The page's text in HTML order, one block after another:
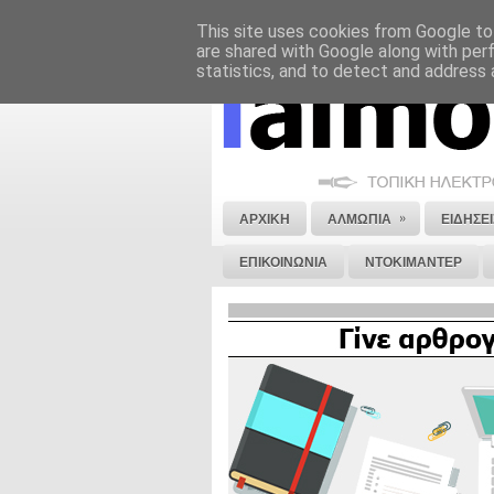
ΝΟΜΙΚΗ ΣΗΜΕΙΩΣΗ ΔΙΑΦΗΜΙΣΗ
ΑΡΧΙΚΗ ΑΛΜΩΠΙΑ »
ΕΠΙΚΟΙΝΩΝΙΑ ΝΤΟΚΙΜΑΝΤΕΡ
This site uses cookies from Google
are shared with Google along with
statistics, and to detect and address